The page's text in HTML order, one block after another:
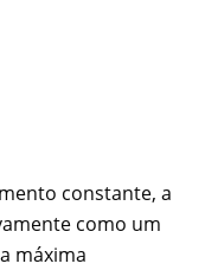
constante, a
como um
máxima